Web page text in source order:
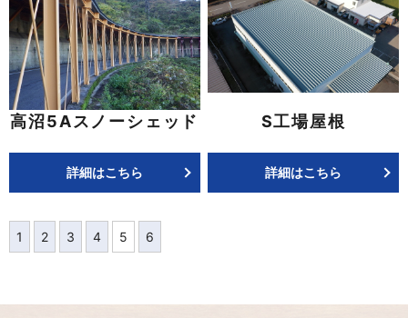
高沼5Aスノーシェッド
詳細はこちら
S工場屋根
詳細はこちら
1 2 3 4 5 6